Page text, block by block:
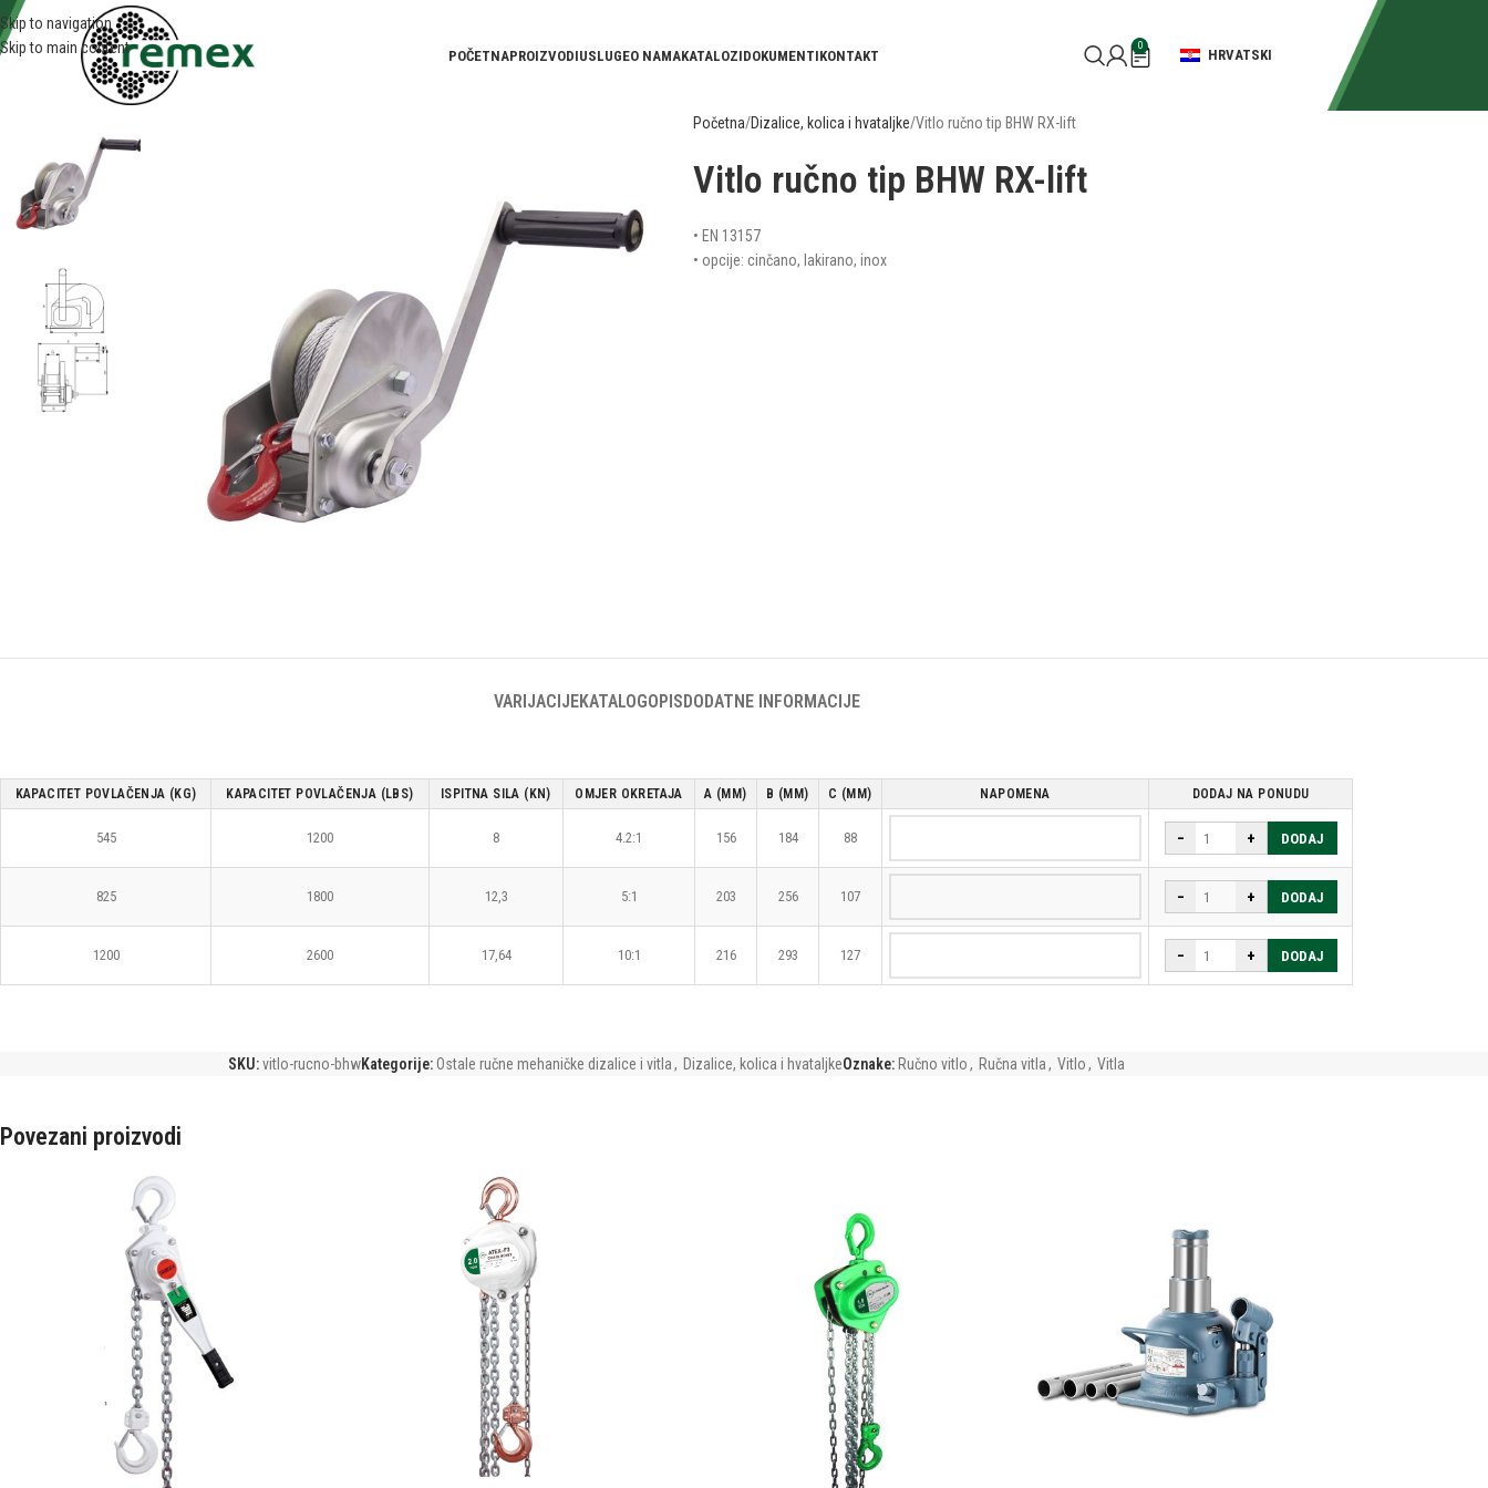
Skip to navigation
Skip to main content
POČETNAPROIZVODIUSLUGEO NAMAKATALOZIDOKUMENTIKONTAKT
0
HRVATSKI
Početna Dizalice, kolica i hvataljke Vitlo ručno tip BHW RX-lift
Vitlo ručno tip BHW RX-lift
• EN 13157
• opcije: cinčano, lakirano, inox
VARIJACIJEKATALOGOPISDODATNE INFORMACIJE
KAPACITET POVLAČENJA (KG) KAPACITET POVLAČENJA (LBS) ISPITNA SILA (KN) OMJER OKRETAJA A (MM) B (MM) C (MM) NAPOMENA DODAJ NA PONUDU
545 1200 8 4.2:1 156 184 88 − + DODAJ
825 1800 12,3 5:1 203 256 107 − + DODAJ
1200 2600 17,64 10:1 216 293 127 − + DODAJ
SKU:vitlo-rucno-bhwKategorije:Ostale ručne mehaničke dizalice i vitla, Dizalice, kolica i hvataljkeOznake: Ručno vitlo, Ručna vitla, Vitlo, Vitla
Povezani proizvodi